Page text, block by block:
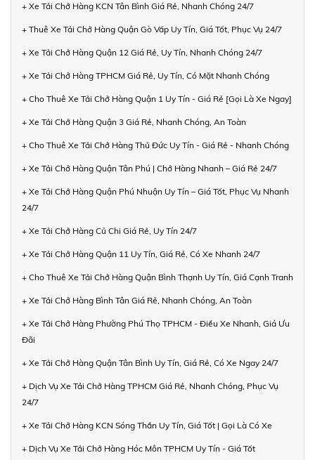
+ Xe Tải Chở Hàng KCN Tân Bình Giá Rẻ, Nhanh Chóng 24/7
+ Thuê Xe Tải Chở Hàng Quận Gò Vấp Uy Tín, Giá Tốt, Phục Vụ 24/7
+ Xe Tải Chở Hàng Quận 12 Giá Rẻ, Uy Tín, Nhanh Chóng 24/7
+ Xe Tải Chở Hàng TPHCM Giá Rẻ, Uy Tín, Có Mặt Nhanh Chóng
+ Cho Thuê Xe Tải Chở Hàng Quận 1 Uy Tín - Giá Rẻ [Gọi Là Xe Ngay]
+ Xe Tải Chở Hàng Quận 3 Giá Rẻ, Nhanh Chóng, An Toàn
+ Cho Thuê Xe Tải Chở Hàng Thủ Đức Uy Tín - Giá Rẻ - Nhanh Chóng
+ Xe Tải Chở Hàng Quận Tân Phú | Chở Hàng Nhanh – Giá Rẻ 24/7
+ Xe Tải Chở Hàng Quận Phú Nhuận Uy Tín – Giá Tốt, Phục Vụ Nhanh
24/7
+ Xe Tải Chở Hàng Củ Chi Giá Rẻ, Uy Tín 24/7
+ Xe Tải Chở Hàng Quận 11 Uy Tín, Giá Rẻ, Có Xe Nhanh 24/7
+ Cho Thuê Xe Tải Chở Hàng Quận Bình Thạnh Uy Tín, Giá Cạnh Tranh
+ Xe Tải Chở Hàng Bình Tân Giá Rẻ, Nhanh Chóng, An Toàn
+ Xe Tải Chở Hàng Phường Phú Thọ TPHCM - Điều Xe Nhanh, Giá Ưu
Đãi
+ Xe Tải Chở Hàng Quận Tân Bình Uy Tín, Giá Rẻ, Có Xe Ngay 24/7
+ Dịch Vụ Xe Tải Chở Hàng TPHCM Giá Rẻ, Nhanh Chóng, Phục Vụ
24/7
+ Xe Tải Chở Hàng KCN Sóng Thần Uy Tín, Giá Tốt | Gọi Là Có Xe
+ Dịch Vụ Xe Tải Chở Hàng Hóc Môn TPHCM Uy Tín - Giá Tốt